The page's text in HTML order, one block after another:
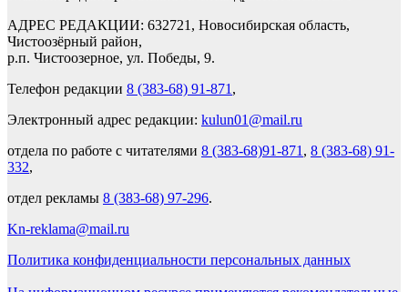
АДРЕС РЕДАКЦИИ: 632721, Новосибирская область,
Чистоозёрный район,
р.п. Чистоозерное, ул. Победы, 9.
Телефон редакции 8 (383-68) 91-871 ,
Электронный адрес редакции: kulun01@mail.ru
отдела по работе с читателями 8 (383-68)91-871 , 8 (383-68) 91-
332,
отдел рекламы 8 (383-68) 97-296.
Kn-reklama@mail.ru
Политика конфиденциальности персональных данных